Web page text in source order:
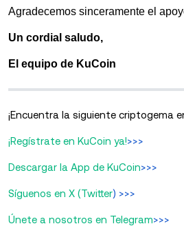
Agradecemos sinceramente el
Un cordial saludo,
El equipo de KuCoin
¡Encuentra la siguiente criptogema
¡Regístrate en KuCoin ya!>>>
Descargar la App de KuCoin>>>
Síguenos en X (Twitter) >>>
Únete a nosotros en Telegram>>>